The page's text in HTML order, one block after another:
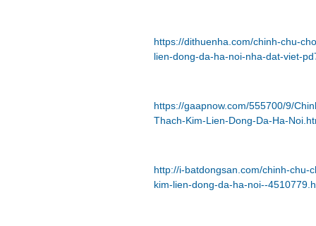
https://dithuenha.com/chinh-chu-
lien-dong-da-ha-noi-nha-dat-viet-
https://gaapnow.com/555700/9/
Thach-Kim-Lien-Dong-Da-Ha-
http://i-batdongsan.com/chinh-
kim-lien-dong-da-ha-noi--